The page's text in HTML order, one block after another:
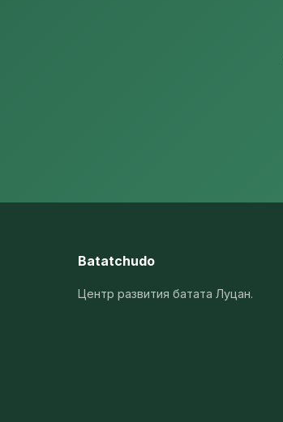
Batatchudo
Центр развития батата Луцан.